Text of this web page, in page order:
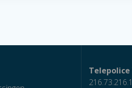
Telepolice